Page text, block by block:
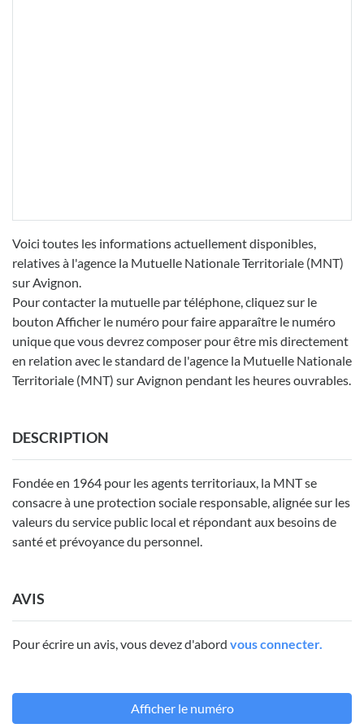
Voici toutes les informations actuellement disponibles,
relatives à l'agence la Mutuelle Nationale Territoriale (MNT)
sur Avignon.
Pour contacter la mutuelle par téléphone, cliquez sur le
bouton Afficher le numéro pour faire apparaître le numéro
unique que vous devrez composer pour être mis directement
en relation avec le standard de l'agence la Mutuelle Nationale
Territoriale (MNT) sur Avignon pendant les heures ouvrables.
DESCRIPTION
Fondée en 1964 pour les agents territoriaux, la MNT se
consacre à une protection sociale responsable, alignée sur les
valeurs du service public local et répondant aux besoins de
santé et prévoyance du personnel.
AVIS
Pour écrire un avis, vous devez d'abord vous connecter.
Afficher le numéro